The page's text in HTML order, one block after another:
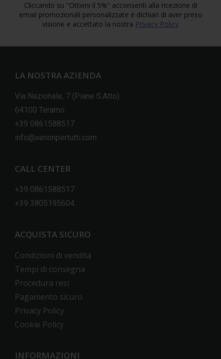
Cliccando su "Ottieni il 5%" acconsenti alla ricezione di
email promozionali personalizzate e dichiari di aver preso
visione e accettato la nostra Privacy Policy
LA NOSTRA AZIENDA
Via Nazionale, 7 (Piane S.Atto)
64100 Teramo
+39 0861588517
info@xenonpertutti.com
CALL CENTER
+39 0861588517
+39 3805195604
ACQUISTA SICURO
Condizioni di vendita
Tempi di consegna
Procedura resi
Pagamento sicuro
Privacy Policy
Cookie Policy
INFORMAZIONI